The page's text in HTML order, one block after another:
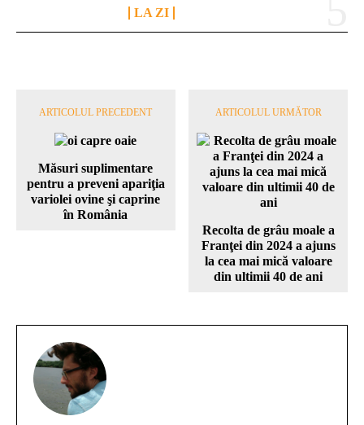
LA ZI
ARTICOLUL PRECEDENT
Măsuri suplimentare
pentru a preveni apariţia
variolei ovine şi caprine
în România
ARTICOLUL URMĂTOR
Recolta de grâu moale a
Franţei din 2024 a ajuns
la cea mai mică valoare
din ultimii 40 de ani